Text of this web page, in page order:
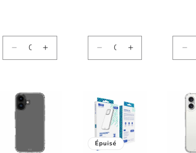
Réduire
la
Default
Title
Augmenter
la
Default
Title
Réduire
la
Default
Title
Augmenter
la
Title
la
Épuisé